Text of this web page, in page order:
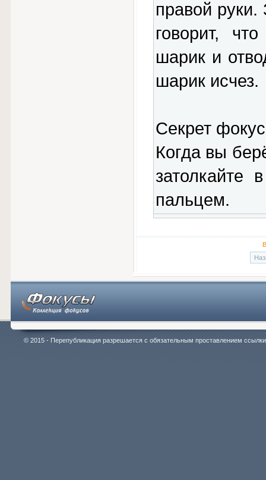
правой
говорит,
шарик и
шарик исчез.
Секрет
Когда вы
затолкайте
пальцем.
© 2015 - Перепубликация разрешается с обязательным проставлением